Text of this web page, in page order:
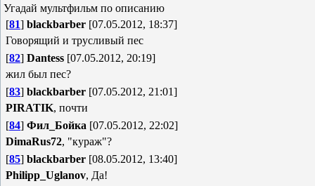
Угадай мультфильм по описанию
[81] blackbarber [07.05.2012, 18:37]
Говорящий и трусливый пес
[82] Dantess [07.05.2012, 20:19]
жил был пес?
[83] blackbarber [07.05.2012, 21:01]
PIRATIK, почти
[84] Фил_Бойка [07.05.2012, 22:02]
DimaRus72, "кураж"?
[85] blackbarber [08.05.2012, 13:40]
Philipp_Uglanov, Да!